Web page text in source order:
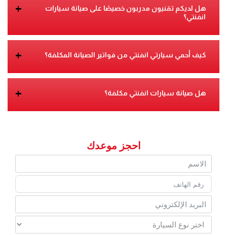
+
هل لديكم تقنيون مدربون خصيصًا على صيانة سيارات
انفنتي؟
+ كيف أحمي سيارتي انفنتي من فواتير الصيانة المكلفة؟
+ هل صيانة سيارات انفنتي مكلفة؟
احجز موعدك